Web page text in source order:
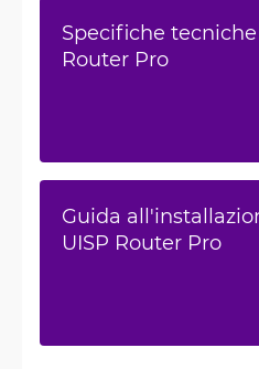
Specifiche
Router Pro
Guida
UISP Router Pro